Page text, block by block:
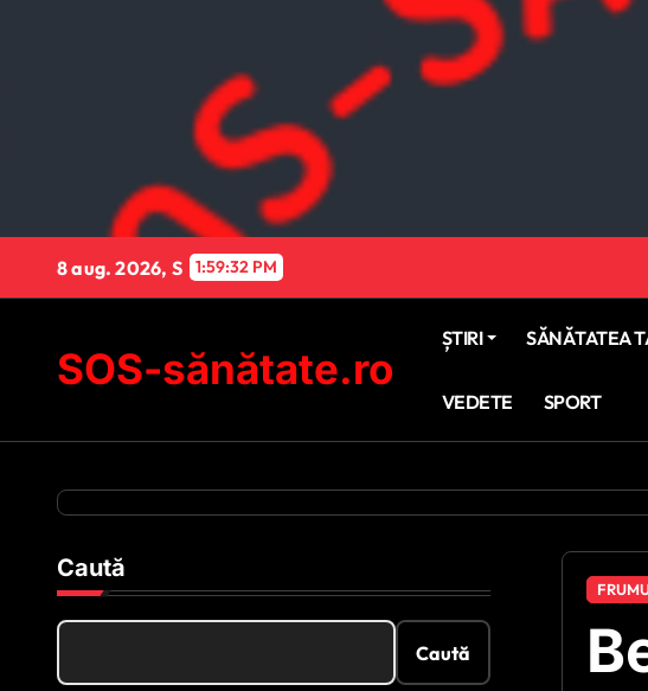
8 aug. 2026, S 1:59:33 PM
SOS-sănătate.ro
ȘTIRI SĂNĂTATEA
VEDETE SPORT
Caută
Caută